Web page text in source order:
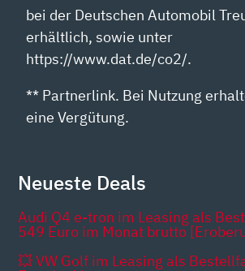
bei der Deutschen Automobil
erhältlich, sowie unter
https://www.dat.de/co2/.
** Partnerlink. Bei Nutzung
eine Vergütung.
Neueste Deals
Audi Q4 e-tron im Leasing als
549 Euro im Monat brutto
💥 VW Golf im Leasing als